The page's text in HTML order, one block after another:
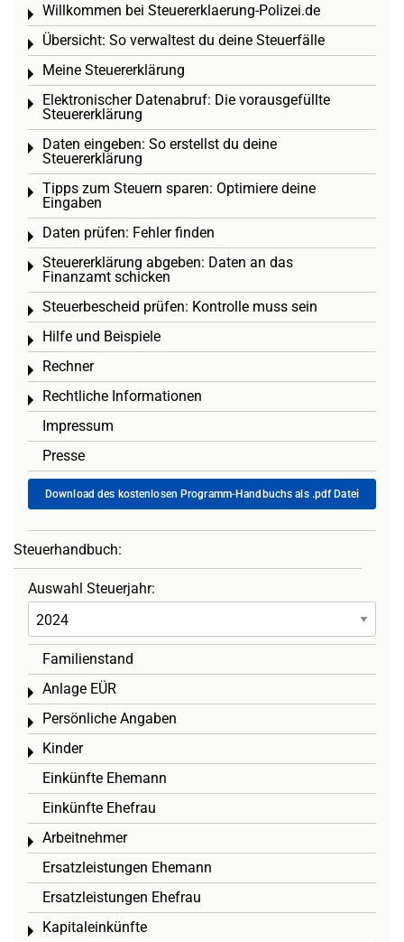
Willkommen bei Steuererklaerung-Polizei.de
Toggle menu
Übersicht: So verwaltest du deine Steuerfälle
Toggle menu
Meine Steuererklärung
Toggle menu
Elektronischer Datenabruf: Die vorausgefüllte
Steuererklärung
Toggle menu
Daten eingeben: So erstellst du deine
Steuererklärung
Toggle menu
Tipps zum Steuern sparen: Optimiere deine
Eingaben
Toggle menu
Daten prüfen: Fehler finden
Toggle menu
Steuererklärung abgeben: Daten an das
Finanzamt schicken
Toggle menu
Steuerbescheid prüfen: Kontrolle muss sein
Toggle menu
Hilfe und Beispiele
Toggle menu
Rechner
Toggle menu
Rechtliche Informationen
Toggle menu
Impressum
Presse
Download des kostenlosen Programm-Handbuchs als .pdf Datei
Steuerhandbuch:
Auswahl Steuerjahr:
Familienstand
Anlage EÜR
Toggle menu
Persönliche Angaben
Toggle menu
Kinder
Toggle menu
Einkünfte Ehemann
Einkünfte Ehefrau
Arbeitnehmer
Toggle menu
Ersatzleistungen Ehemann
Ersatzleistungen Ehefrau
Kapitaleinkünfte
Toggle menu